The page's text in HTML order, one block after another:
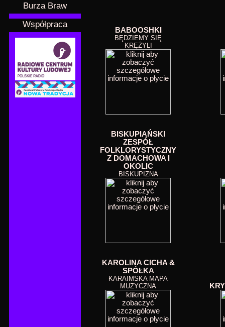
Burza Braw
Współpraca
BABOOSHKI
BĘDZIEMY SIĘ
KRĘŻYLI
BISKUPIAŃSKI
ZESPÓŁ
FOLKLORYSTYCZNY
Z DOMACHOWA I
OKOLIC
BISKUPIZNA
KAROLINA CICHA &
SPÓŁKA
KARAIMSKA MAPA
MUZYCZNA